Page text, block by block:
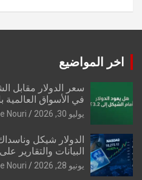
اخر المواضيع
سعر الدولار مقابل
في الأسواق العالمية
يوليو 30, 2026 Nouri
الدولار شيكل
البيانات والتقارير
يونيو 28, 2026 Nouri